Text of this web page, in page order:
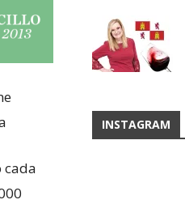
cada
INSTAGRAM